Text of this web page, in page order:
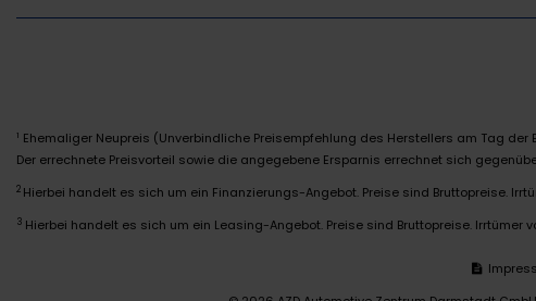
1 Ehemaliger Neupreis (Unverbindliche Preisempfehlung des Herstellers am Tag der
Der errechnete Preisvorteil sowie die angegebene Ersparnis errechnet sich
2 Hierbei handelt es sich um ein Finanzierungs-Angebot. Preise sind Bruttopreise.
3 Hierbei handelt es sich um ein Leasing-Angebot. Preise sind Bruttopreise. Irrtümer